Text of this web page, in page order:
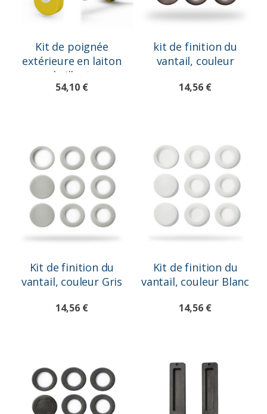
Kit de poignée
extérieure en laiton
brillant
54,10 €
kit de finition du
vantail, couleur
14,56 €
Kit de finition du
vantail, couleur Gris
14,56 €
Kit de finition du
vantail, couleur Blanc
14,56 €